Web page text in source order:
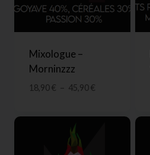
Mixologue –
Morninzzz
18,90€ – 45,90€